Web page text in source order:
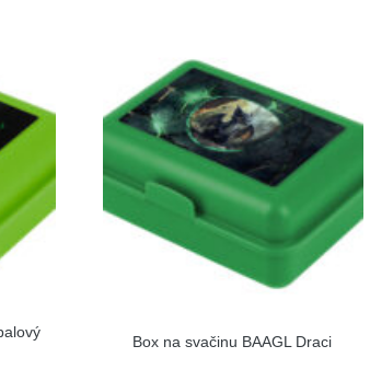
Box na svačinu BAAGL Draci